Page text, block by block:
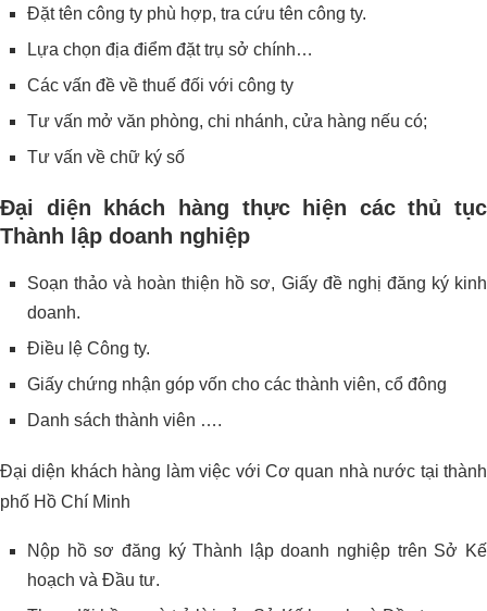
Đặt tên công ty phù hợp, tra cứu tên công ty.
Lựa chọn địa điểm đặt trụ sở chính…
Các vấn đề về thuế đối với công ty
Tư vấn mở văn phòng, chi nhánh, cửa hàng nếu có;
Tư vấn về chữ ký số
Đại diện khách hàng thực hiện các thủ tục
Thành lập doanh nghiệp
Soạn thảo và hoàn thiện hồ sơ, Giấy đề nghị đăng ký kinh
doanh.
Điều lệ Công ty.
Giấy chứng nhận góp vốn cho các thành viên, cổ đông
Danh sách thành viên ….
Đại diện khách hàng làm việc với Cơ quan nhà nước tại thành
phố Hồ Chí Minh
Nộp hồ sơ đăng ký Thành lập doanh nghiệp trên Sở Kế
hoạch và Đầu tư.